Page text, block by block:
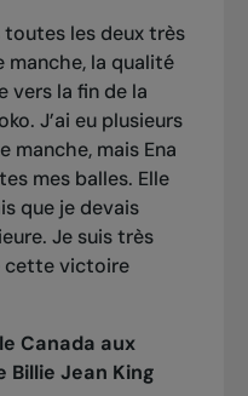
toutes les deux très
manche, la qualité
vers la fin de la
J’ai eu plusieurs
manche, mais Ena
mes balles. Elle
que je devais
Je suis très
cette victoire
Canada aux
Billie Jean King